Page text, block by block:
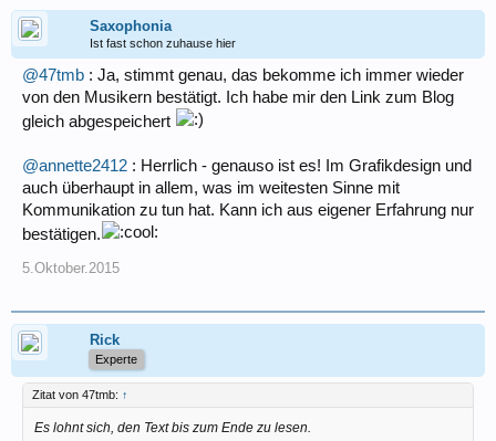
Saxophonia
Ist fast schon zuhause hier
@47tmb : Ja, stimmt genau, das bekomme ich immer wieder
von den Musikern bestätigt. Ich habe mir den Link zum Blog
gleich abgespeichert
@annette2412 : Herrlich - genauso ist es! Im Grafikdesign und
auch überhaupt in allem, was im weitesten Sinne mit
Kommunikation zu tun hat. Kann ich aus eigener Erfahrung nur
bestätigen.
5.Oktober.2015
Rick
Experte
Zitat von 47tmb: ↑
Es lohnt sich, den Text bis zum Ende zu lesen.